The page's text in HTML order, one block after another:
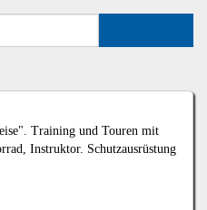
Training und Touren mit
Instruktor. Schutzausrüstung